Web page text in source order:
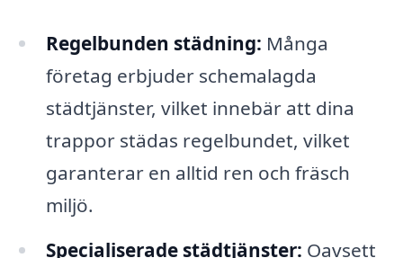
Regelbunden städning: Många
företag erbjuder schemalagda
städtjänster, vilket innebär att dina
trappor städas regelbundet, vilket
garanterar en alltid ren och fräsch
miljö.
Specialiserade städtjänster: Oavsett